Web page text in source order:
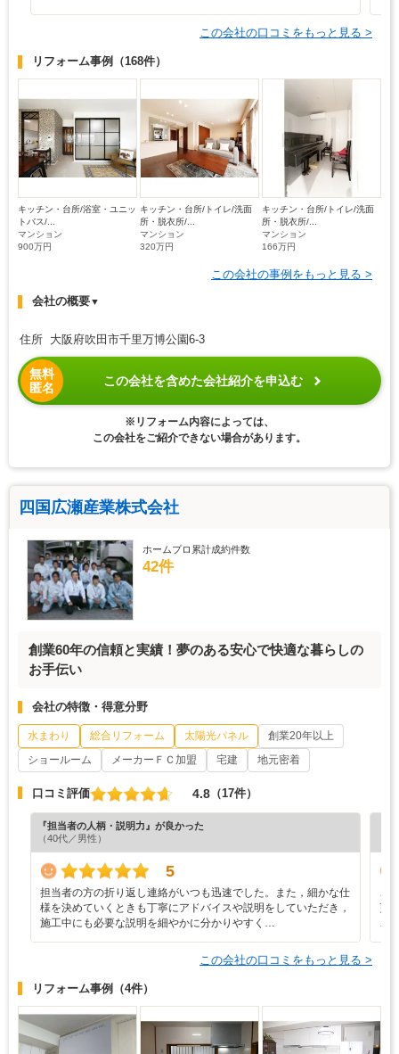
この会社の口コミをもっと見る >
リフォーム事例 （168件）
キッチン・台所/浴室・ユニッ
トバス/...
マンション
900万円
キッチン・台所/トイレ/洗面
所・脱衣所/...
マンション
320万円
キッチン・台所/トイレ/洗面
所・脱衣所/...
マンション
166万円
この会社の事例をもっと見る >
会社の概要▼
住所 大阪府吹田市千里万博公園6-3
無料
匿名
この会社を含めた会社紹介を申込む
※リフォーム内容によっては、
この会社をご紹介できない場合があります。
四国広瀬産業株式会社
ホームプロ累計成約件数
42件
創業60年の信頼と実績！夢のある安心で快適な暮らしの
お手伝い
会社の特徴・得意分野
水まわり 総合リフォーム 太陽光パネル
創業20年以上
ショールーム
メーカーＦＣ加盟 宅建 地元密着
口コミ評価 4.8 （17件）
『担当者の人柄・説明力』が良かった
（40代／男性）
5
担当者の方の折り返し連絡がいつも迅速でした。また，細かな仕
様を決めていくときも丁寧にアドバイスや説明をしていただき，
施工中にも必要な説明を細やかに分かりやすく…
更
この会社の口コミをもっと見る >
リフォーム事例 （4件）